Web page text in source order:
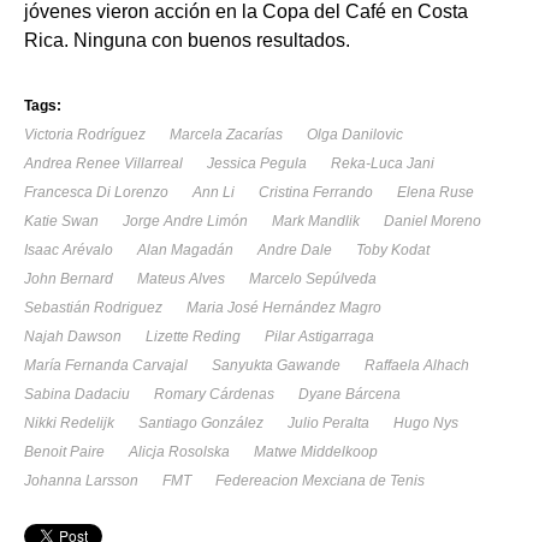
jóvenes vieron acción en la Copa del Café en Costa
Rica. Ninguna con buenos resultados.
Tags:
Victoria Rodríguez
Marcela Zacarías
Olga Danilovic
Andrea Renee Villarreal
Jessica Pegula
Reka-Luca Jani
Francesca Di Lorenzo
Ann Li Cristina Ferrando
Elena Ruse
Katie Swan
Jorge Andre Limón Mark Mandlik
Daniel Moreno
Isaac Arévalo
Alan Magadán Andre Dale
Toby Kodat
John Bernard
Mateus Alves
Marcelo Sepúlveda
Sebastián Rodriguez
Maria José Hernández Magro
Najah Dawson
Lizette Reding
Pilar Astigarraga
María Fernanda Carvajal
Sanyukta Gawande
Raffaela Alhach
Sabina Dadaciu
Romary Cárdenas
Dyane Bárcena
Nikki Redelijk
Santiago González Julio Peralta
Hugo Nys
Benoit Paire
Alicja Rosolska
Matwe Middelkoop
Johanna Larsson
FMT Federeacion Mexciana de Tenis